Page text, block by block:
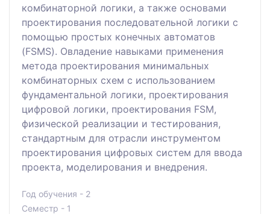
комбинаторной логики, а также основами
проектирования последовательной логики с
помощью простых конечных автоматов
(FSMS). Овладение навыками применения
метода проектирования минимальных
комбинаторных схем с использованием
фундаментальной логики, проектирования
цифровой логики, проектирования FSM,
физической реализации и тестирования,
стандартным для отрасли инструментом
проектирования цифровых систем для ввода
проекта, моделирования и внедрения.
Год обучения - 2
Семестр - 1